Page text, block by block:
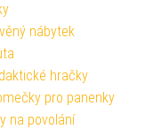
nábytek
hračky
pro panenky
na povolání